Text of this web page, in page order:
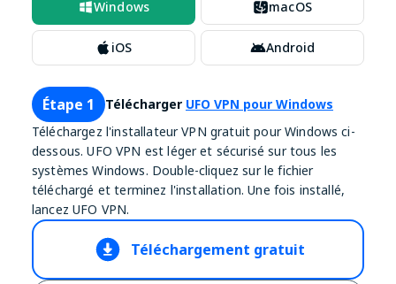
Windows macOS
iOS Android
Étape 1 Télécharger UFO VPN pour Windows
Téléchargez l'installateur VPN gratuit pour Windows ci-
dessous. UFO VPN est léger et sécurisé sur tous les
systèmes Windows. Double-cliquez sur le fichier
téléchargé et terminez l'installation. Une fois installé,
lancez UFO VPN.
Téléchargement gratuit